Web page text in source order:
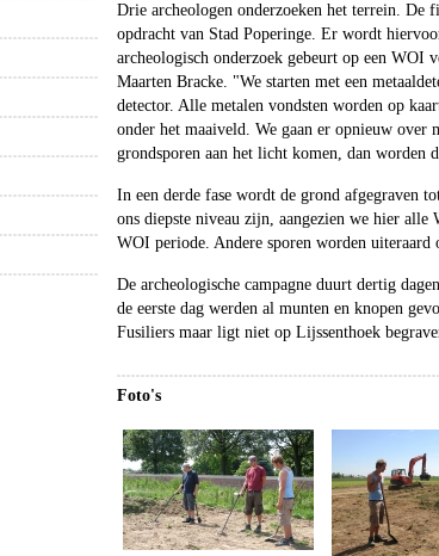
Drie archeologen onderzoeken het terrein.
opdracht van Stad Poperinge. Er wordt
archeologisch onderzoek gebeurt op een WOI
Maarten Bracke. "We starten met een
detector. Alle metalen vondsten worden op
onder het maaiveld. We gaan er opnieuw
grondsporen aan het licht komen, dan worden
In een derde fase wordt de grond afgegraven
ons diepste niveau zijn, aangezien we hier
WOI periode. Andere sporen worden
De archeologische campagne duurt dertig
de eerste dag werden al munten en knopen
Fusiliers maar ligt niet op Lijssenthoek
Foto's